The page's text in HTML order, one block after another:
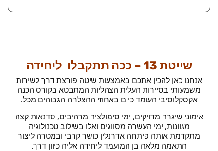
שייטת 13 – ככה תתקבלו ליחידה
אנחנו כאן להכין אתכם באמצעות שיטה פורצת דרך לשירות
משמעותי בסיירות העלית הצהליות המתבטא בקורס הכנה
אקסקלוסיבי העומד כיום באחוזי ההצלחה הגבוהים מכל.
אימוני שיגרה מדויקים, ימי סימולציה מרהיבים, סדנאות קצה
מגוונות, ימי העשרה מסווגים ואלו בשילוב טכנולוגיה
מתקדמת אותה פיתחה אדרנלין כושר קרבי ובמטרה ליצור
התאמה מלאה בן המועמד ליחידה אליה כיוון דרך.